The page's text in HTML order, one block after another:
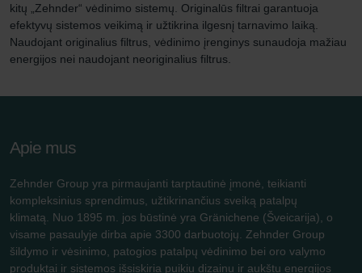
kitų „Zehnder“ vėdinimo sistemų. Originalūs filtrai garantuoja
efektyvų sistemos veikimą ir užtikrina ilgesnį tarnavimo laiką.
Naudojant originalius filtrus, vėdinimo įrenginys sunaudoja mažiau
energijos nei naudojant neoriginalius filtrus.
Apie mus
Zehnder Group yra pirmaujanti tarptautinė įmonė, teikianti
kompleksinius sprendimus, užtikrinančius sveiką patalpų
klimatą. Nuo 1895 m. jos būstinė yra Gränichene (Šveicarija), o
visame pasaulyje dirba apie 3300 darbuotojų. Zehnder Group
šildymo ir vėsinimo, patogios patalpų vėdinimo bei oro valymo
produktai ir sistemos išsiskiria puikiu dizainu ir aukštu energijos